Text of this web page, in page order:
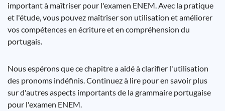
important à maîtriser pour l'examen ENEM. Avec la pratique
et l'étude, vous pouvez maîtriser son utilisation et améliorer
vos compétences en écriture et en compréhension du
portugais.
Nous espérons que ce chapitre a aidé à clarifier l'utilisation
des pronoms indéfinis. Continuez à lire pour en savoir plus
sur d'autres aspects importants de la grammaire portugaise
pour l'examen ENEM.